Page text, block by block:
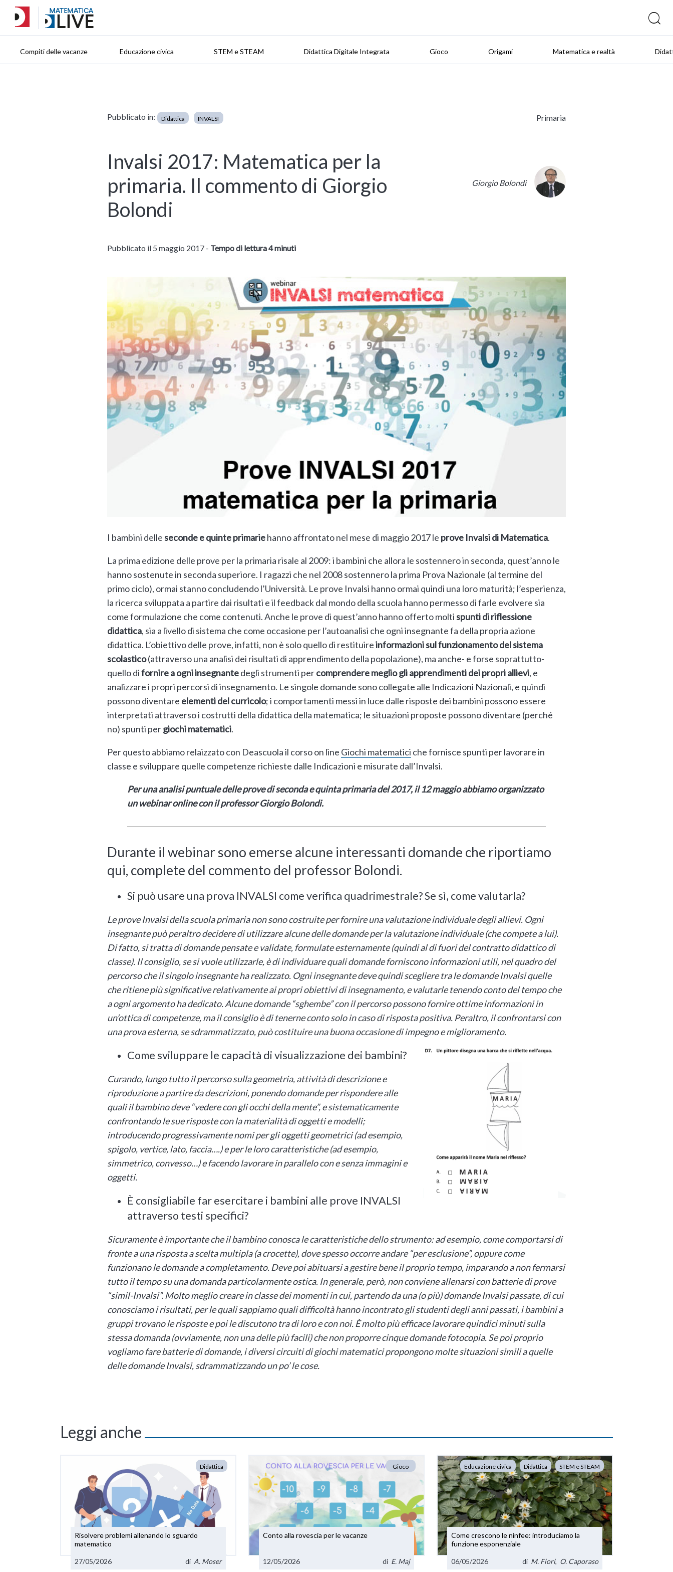
Compiti delle vacanze Educazione civica STEM e STEAM Didattica Digitale Integrata Gioco Origami Matematica e realtà
Pubblicato in: Didattica INVALSI Primaria
Invalsi 2017: Matematica per la
primaria. Il commento di Giorgio
Bolondi
Giorgio Bolondi
Pubblicato il 5 maggio 2017 - Tempo di lettura 4 minuti
I bambini delleseconde e quinte primariehanno affrontato nel mese di maggio 2017 le prove Invalsi di Matematica.
La prima edizione delle prove per la primaria risale al 2009: i bambini che allora le sostennero in seconda, quest’anno le
hanno sostenute in seconda superiore. I ragazzi che nel 2008 sostennero la prima Prova Nazionale (al termine del
primo ciclo), ormai stanno concludendo l’Università. Le prove Invalsi hanno ormai quindi una loro maturità; l’esperienza,
la ricerca sviluppata a partire dai risultati e il feedback dal mondo della scuola hanno permesso di farle evolvere sia
come formulazione che come contenuti. Anche le prove di quest’anno hanno offerto moltispunti di riflessione
didattica, sia a livello di sistema che come occasione per l’autoanalisi che ogni insegnante fa della propria azione
didattica. L’obiettivo delle prove, infatti, non è solo quello di restituireinformazioni sul funzionamento del sistema
scolastico(attraverso una analisi dei risultati di apprendimento della popolazione), ma anche- e forse soprattutto-
quello difornire a ogni insegnantedegli strumenti percomprendere meglio gli apprendimenti dei propri allievi, e
analizzare i propri percorsi di insegnamento. Le singole domande sono collegate alle Indicazioni Nazionali, e quindi
possono diventare elementi del curricolo; i comportamenti messi in luce dalle risposte dei bambini possono essere
interpretati attraverso i costrutti della didattica della matematica; le situazioni proposte possono diventare (perché
no) spunti pergiochi matematici.
Per questo abbiamo relaizzato con Deascuola il corso on line Giochi matematici che fornisce spunti per lavorare in
classe e sviluppare quelle competenze richieste dalle Indicazioni e misurate dall’Invalsi.
Per una analisi puntuale delle prove di seconda e quinta primaria del 2017, il 12 maggio abbiamo organizzato
un webinar online con il professor Giorgio Bolondi.
Durante il webinar sono emerse alcune interessanti domande che riportiamo
qui, complete del commento del professor Bolondi.
Si può usare una prova INVALSI come verifica quadrimestrale? Se sì, come valutarla?
Le prove Invalsi della scuola primaria non sono costruite per fornire una valutazione individuale degli allievi. Ogni
insegnante può peraltro decidere di utilizzare alcune delle domande per la valutazione individuale (che compete a lui).
Di fatto, si tratta di domande pensate e validate, formulate esternamente (quindi al di fuori del contratto didattico di
classe). Il consiglio, se si vuole utilizzarle, è di individuare quali domande forniscono informazioni utili, nel quadro del
percorso che il singolo insegnante ha realizzato. Ogni insegnante deve quindi scegliere tra le domande Invalsi quelle
che ritiene più significative relativamente ai propri obiettivi di insegnamento, e valutarle tenendo conto del tempo che
a ogni argomento ha dedicato. Alcune domande “sghembe” con il percorso possono fornire ottime informazioni in
un’ottica di competenze, ma il consiglio è di tenerne conto solo in caso di risposta positiva. Peraltro, il confrontarsi con
una prova esterna, se sdrammatizzato, può costituire una buona occasione di impegno e miglioramento.
Come sviluppare le capacità di visualizzazione dei bambini?
Curando, lungo tutto il percorso sulla geometria, attività di descrizione e
riproduzione a partire da descrizioni, ponendodomande per rispondere alle
quali il bambino deve “vedere con gli occhi della mente”, e sistematicamente
confrontando le sue risposte con la materialità di oggetti e modelli;
introducendo progressivamente nomi per gli oggetti geometrici (ad esempio,
spigolo, vertice, lato, faccia….) e per le loro caratteristiche (ad esempio,
simmetrico, convesso…) e facendo lavorare in parallelo con e senza immagini e
oggetti.
È consigliabile far esercitare i bambini alle prove INVALSI
attraverso testi specifici?
Sicuramente è importante che il bambino conosca le caratteristiche dello strumento: ad esempio, come comportarsi di
fronte a una risposta a scelta multipla (a crocette), dove spesso occorre andare “per esclusione”, oppure come
funzionano le domande a completamento. Deve poi abituarsi a gestire bene il proprio tempo, imparando a non fermarsi
tutto il tempo su una domanda particolarmente ostica. In generale, però, non conviene allenarsi con batterie di prove
“simil-Invalsi”. Molto meglio creare in classe dei momenti in cui, partendo da una (o più) domande Invalsi passate, di cui
conosciamo i risultati, per le quali sappiamo quali difficoltà hanno incontrato gli studenti degli anni passati, i bambini a
gruppi trovano le risposte e poi le discutono tra di loro e con noi. È molto più efficace lavorare quindici minuti sulla
stessa domanda (ovviamente, non una delle più facili) che non proporre cinque domande fotocopia. Se poi proprio
vogliamo fare batterie di domande, i diversi circuiti di giochi matematici propongono molte situazioni simili a quelle
delle domande Invalsi, sdrammatizzando un po’ le cose.
Leggi anche
Didattica
Risolvere problemi allenando lo sguardo
matematico
27/05/2026 di A. Moser
Gioco
Conto alla rovescia per le vacanze
12/05/2026 di E. Maj
Educazione civica Didattica STEM e STEAM
Come crescono le ninfee: introduciamo la
funzione esponenziale
06/05/2026 di M. Fiori, O. Caporaso